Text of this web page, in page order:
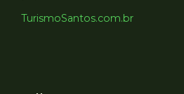
TurismoSantos.com.br